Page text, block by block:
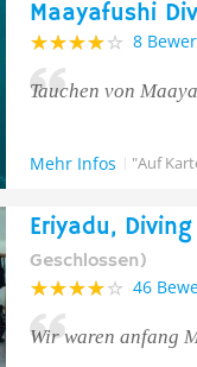
Maayafushi
8
Tauchen von
Mehr Infos "Auf
Eriyadu,
Geschlossen)
46
Wir waren anfang